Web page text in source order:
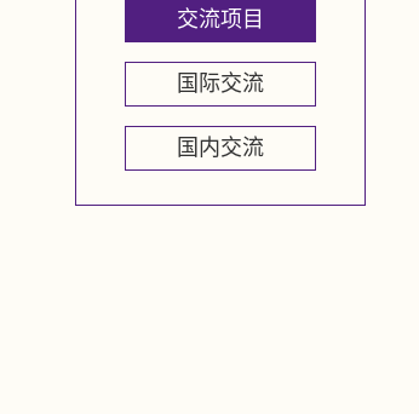
交流项目
国际交流
国内交流